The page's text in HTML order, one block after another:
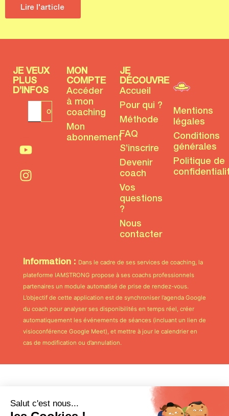
Lire l'article
JE VEUX
PLUS
D’INFOS
MON
COMPTE
Accéder
à mon
coaching
Mon
abonnement
JE
DÉCOUVRE
Accueil
Pour qui ?
Méthode
FAQ
S’inscrire
Devenir
coach
Vos
questions
?
Nous
contacter
Mentions
légales
Conditions
générales
Politique de
Information : Dans le cadre de ses services de coaching, la
plateforme IAMSTRONG propose à ses coachs professionnels
partenaires un module automatisé de prise de rendez-vous.
L’objectif de cette application est de synchroniser l’agenda Google
du coach pour analyser ses disponibilités en temps réel, créer
automatiquement les événements de séances (incluant un lien de
visioconférence Google Meet), et mettre à jour le calendrier en
cas de modification ou d’annulation.